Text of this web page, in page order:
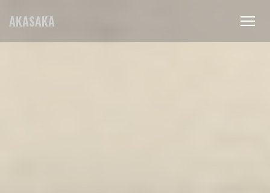
AKASAKA